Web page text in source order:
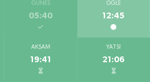
GÜNEŞ
05:40
ÖĞLE
12:45
AKŞAM
19:41
YATSI
21:06